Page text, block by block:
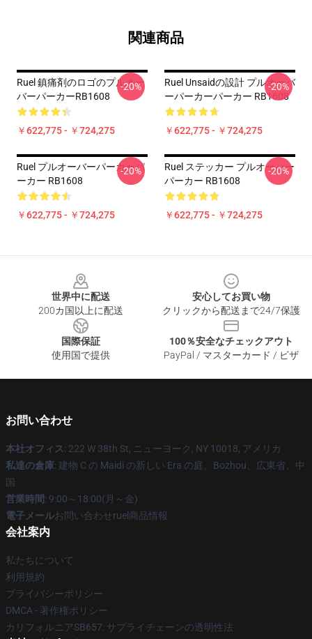
関連商品
Ruel 鎮痛剤のロゴのプルオー
バーパーカーRB1608
￥622,775 - ￥724,275
-20%
Ruel Unsaidの設計 プルオーバ
ーパーカーパーカー RB1608
￥622,775 - ￥724,275
-20%
Ruel プルオーバーパーカーパ
ーカー RB1608
￥622,775 - ￥724,275
-20%
Ruel ステッカー プルオーバー
パーカー RB1608
￥622,775 - ￥724,275
-20%
世界中に配送
200カ国以上に配送
安心してお買い物
クリックから配送まで24/7保護
国際保証
使用国で提供
100％安全なチェックアウト
PayPal / マスターカード / ビザ
お問い合わせ
本社オフィス: 222 W 38th St, ニューヨーク, NY 10018, アメリカ
私達の倉庫: 建物 C の Maidi の新しい Era の庭、Bozhou、広東省、中
国
営業時間: 9:00～18:00(月～金)
電子メールお問い合わせruel商品情報
会社案内
私たちについて
利用規約
プライバシーポリシー
DMCA - 著作権ポリシー
カリフォルニアSB657: サプライチェーンの透明性法